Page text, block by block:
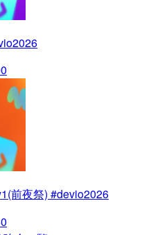
前夜祭) #devio2026